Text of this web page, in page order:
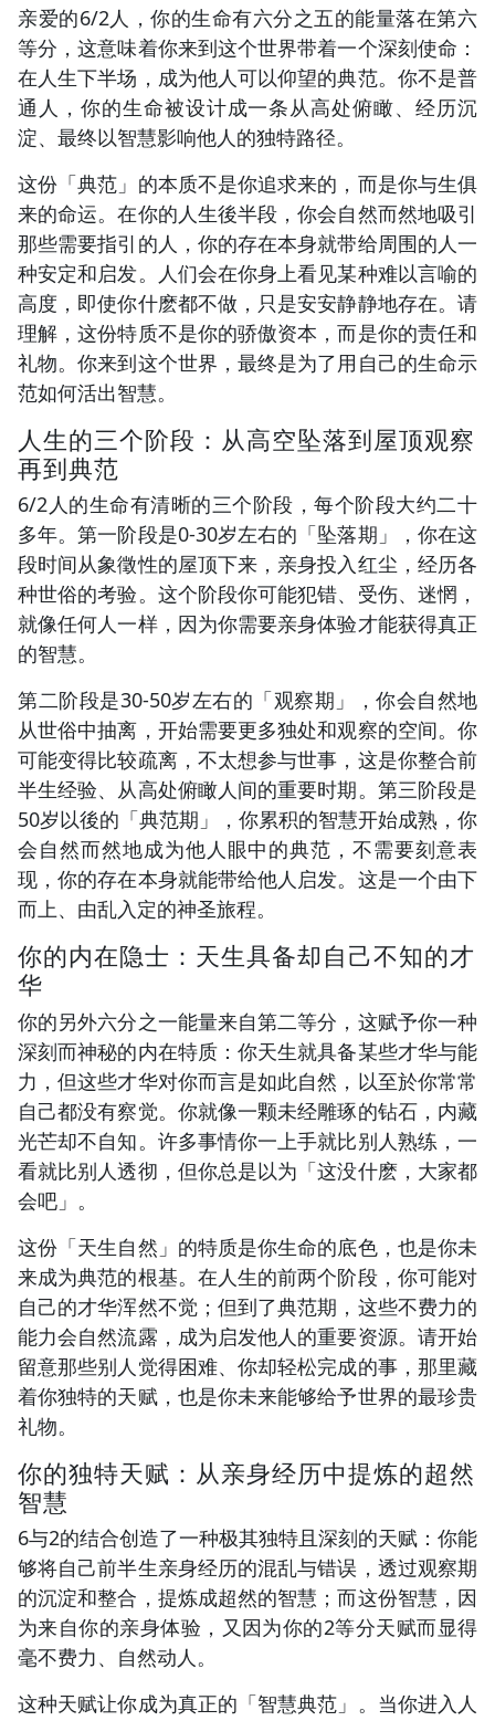
亲爱的6/2人，你的生命有六分之五的能量落在第六
等分，这意味着你来到这个世界带着一个深刻使命：
在人生下半场，成为他人可以仰望的典范。你不是普
通人，你的生命被设计成一条从高处俯瞰、经历沉
淀、最终以智慧影响他人的独特路径。
这份「典范」的本质不是你追求来的，而是你与生俱
来的命运。在你的人生後半段，你会自然而然地吸引
那些需要指引的人，你的存在本身就带给周围的人一
种安定和启发。人们会在你身上看见某种难以言喻的
高度，即使你什麽都不做，只是安安静静地存在。请
理解，这份特质不是你的骄傲资本，而是你的责任和
礼物。你来到这个世界，最终是为了用自己的生命示
范如何活出智慧。
人生的三个阶段：从高空坠落到屋顶观察
再到典范
6/2人的生命有清晰的三个阶段，每个阶段大约二十
多年。第一阶段是0-30岁左右的「坠落期」，你在这
段时间从象徵性的屋顶下来，亲身投入红尘，经历各
种世俗的考验。这个阶段你可能犯错、受伤、迷惘，
就像任何人一样，因为你需要亲身体验才能获得真正
的智慧。
第二阶段是30-50岁左右的「观察期」，你会自然地
从世俗中抽离，开始需要更多独处和观察的空间。你
可能变得比较疏离，不太想参与世事，这是你整合前
半生经验、从高处俯瞰人间的重要时期。第三阶段是
50岁以後的「典范期」，你累积的智慧开始成熟，你
会自然而然地成为他人眼中的典范，不需要刻意表
现，你的存在本身就能带给他人启发。这是一个由下
而上、由乱入定的神圣旅程。
你的内在隐士：天生具备却自己不知的才
华
你的另外六分之一能量来自第二等分，这赋予你一种
深刻而神秘的内在特质：你天生就具备某些才华与能
力，但这些才华对你而言是如此自然，以至於你常常
自己都没有察觉。你就像一颗未经雕琢的钻石，内藏
光芒却不自知。许多事情你一上手就比别人熟练，一
看就比别人透彻，但你总是以为「这没什麽，大家都
会吧」。
这份「天生自然」的特质是你生命的底色，也是你未
来成为典范的根基。在人生的前两个阶段，你可能对
自己的才华浑然不觉；但到了典范期，这些不费力的
能力会自然流露，成为启发他人的重要资源。请开始
留意那些别人觉得困难、你却轻松完成的事，那里藏
着你独特的天赋，也是你未来能够给予世界的最珍贵
礼物。
你的独特天赋：从亲身经历中提炼的超然
智慧
6与2的结合创造了一种极其独特且深刻的天赋：你能
够将自己前半生亲身经历的混乱与错误，透过观察期
的沉淀和整合，提炼成超然的智慧；而这份智慧，因
为来自你的亲身体验，又因为你的2等分天赋而显得
毫不费力、自然动人。
这种天赋让你成为真正的「智慧典范」。当你进入人